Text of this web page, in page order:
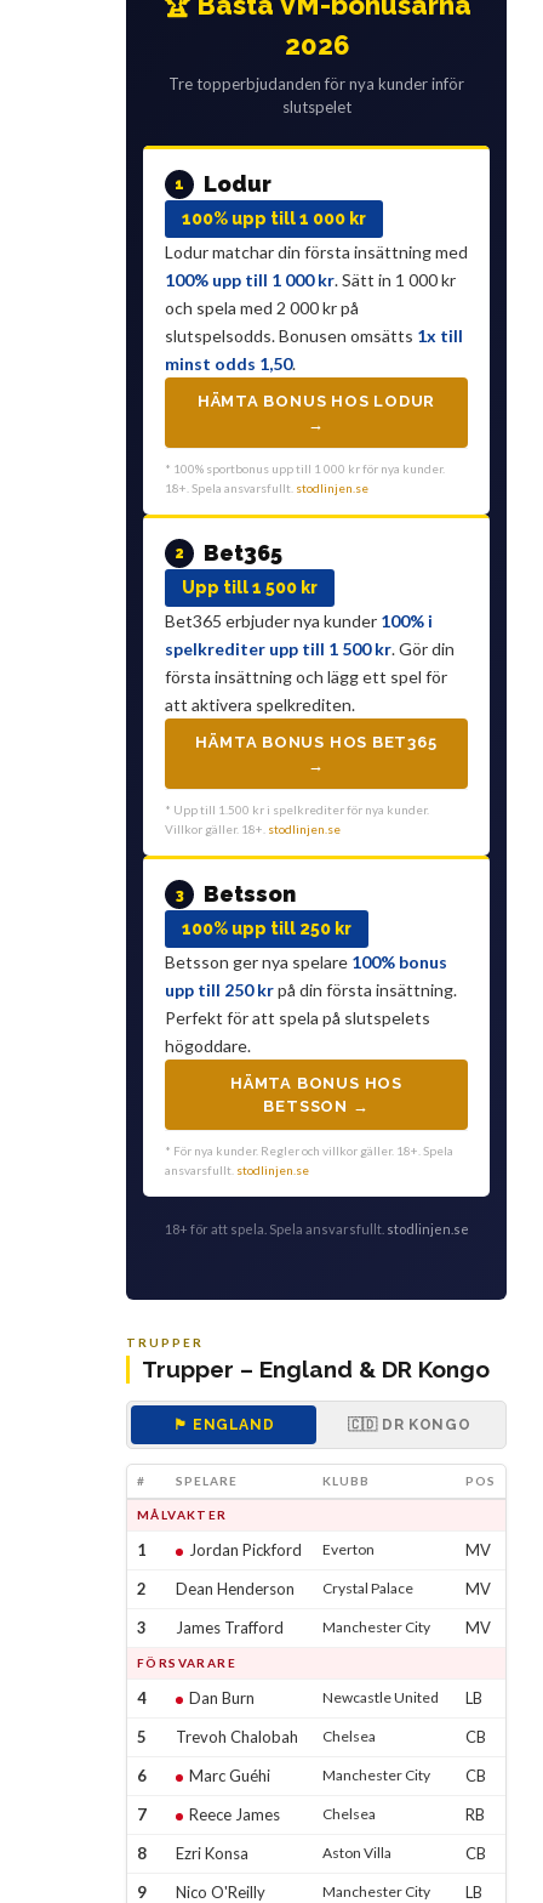
2026
Tre topperbjudanden för nya kunder inför
slutspelet
1 Lodur
100% upp till 1 000 kr
Lodur matchar din första insättning med
100% upp till 1 000 kr. Sätt in 1 000 kr
och spela med 2 000 kr på
slutspelsodds. Bonusen omsätts 1x till
minst odds 1,50.
HÄMTA BONUS HOS LODUR
→
* 100% sportbonus upp till 1 000 kr för nya kunder.
18+. Spela ansvarsfullt. stodlinjen.se
2 Bet365
Upp till 1 500 kr
Bet365 erbjuder nya kunder 100% i
spelkrediter upp till 1 500 kr. Gör din
första insättning och lägg ett spel för
att aktivera spelkrediten.
HÄMTA BONUS HOS BET365
→
* Upp till 1.500 kr i spelkrediter för nya kunder.
Villkor gäller. 18+. stodlinjen.se
3 Betsson
100% upp till 250 kr
Betsson ger nya spelare 100% bonus
upp till 250 krpå din första insättning.
Perfekt för att spela på slutspelets
högoddare.
HÄMTA BONUS HOS
BETSSON →
* För nya kunder. Regler och villkor gäller. 18+. Spela
ansvarsfullt. stodlinjen.se
18+ för att spela. Spela ansvarsfullt. stodlinjen.se
TRUPPER
Trupper – England & DR Kongo
🏴 ENGLAND 🇨🇩 DR KONGO
# SPELARE KLUBB POS
MÅLVAKTER
1 Jordan Pickford Everton
MV
2
Dean Henderson Crystal Palace
MV
3
James Trafford Manchester City MV
FÖRSVARARE
4 Dan Burn Newcastle United
LB
5
Trevoh Chalobah Chelsea
CB
6
Marc Guéhi Manchester City
CB
7
Reece James Chelsea
RB
8
Ezri Konsa Aston Villa
CB
9
Nico O'Reilly Manchester City
LB